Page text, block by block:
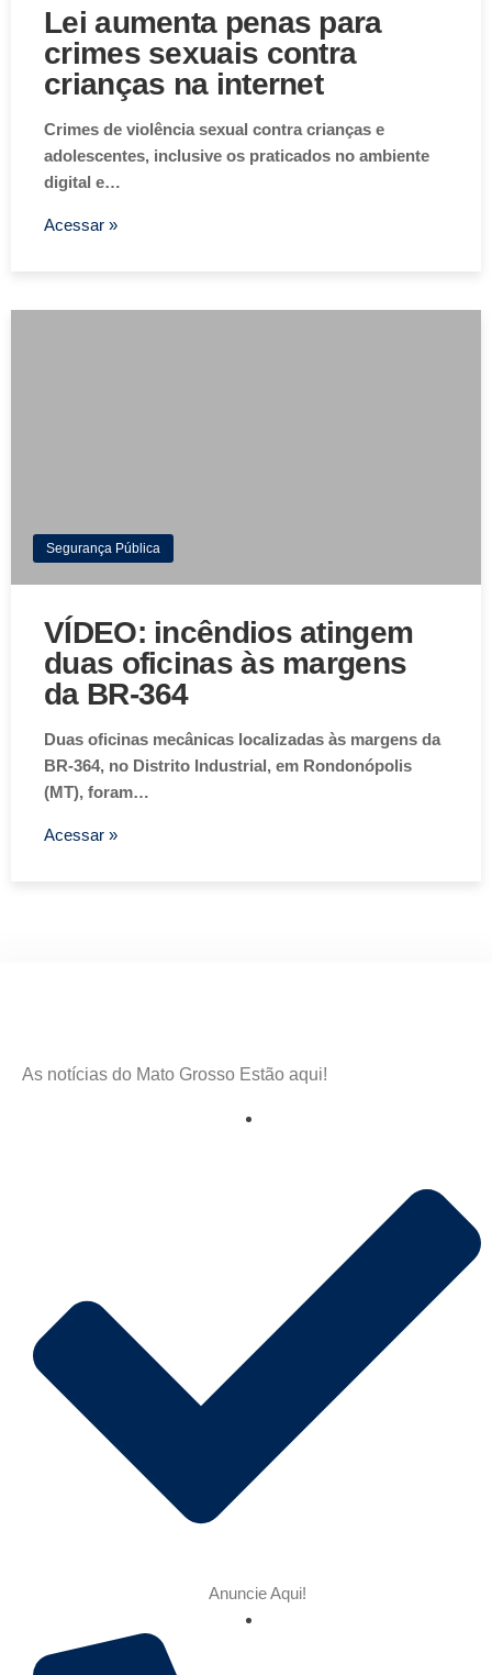
Lei aumenta penas para
crimes sexuais contra
crianças na internet
Crimes de violência sexual contra crianças e
adolescentes, inclusive os praticados no ambiente
digital e…
Acessar »
Segurança Pública
VÍDEO: incêndios atingem
duas oficinas às margens
da BR-364
Duas oficinas mecânicas localizadas às margens da
BR-364, no Distrito Industrial, em Rondonópolis
(MT), foram…
Acessar »
As notícias do Mato Grosso Estão aqui!
Anuncie Aqui!